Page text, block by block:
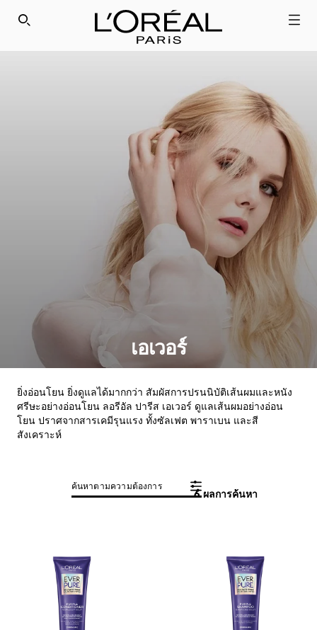
SEARCH THIS SITE
เอเวอร์
ยิ่งอ่อนโยน ยิ่งดูแลได้มากกว่า สัมผัสการปรนนิบัติเส้นผมและหนัง
ศรีษะอย่างอ่อนโยน ลอรีอัล ปารีส เอเวอร์ ดูแลเส้นผมอย่างอ่อน
โยน ปราศจากสารเคมีรุนแรง ทั้งซัลเฟต พาราเบน และสี
สังเคราะห์
6 ผลการค้นหา
ค้นหาตามความต้องการ